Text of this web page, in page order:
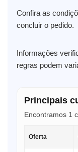
Confira as
concluir o pedido.
Informações
regras podem
Principais
Encontramos 1
Oferta